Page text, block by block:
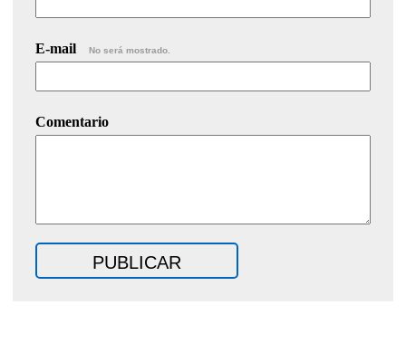
E-mail No será mostrado.
Comentario